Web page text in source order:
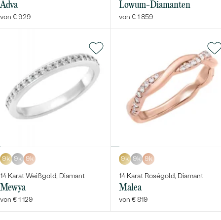
Adva
von € 929
Lowum-Diamanten
von € 1 859
9k 9k 9k
14 Karat Weißgold, Diamant
Mewya
von € 1 129
9k 9k 9k
14 Karat Roségold, Diamant
Malea
von € 819